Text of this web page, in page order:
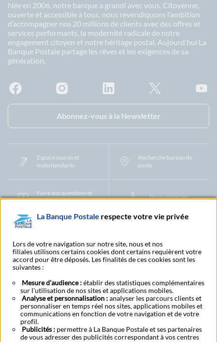
Née en 2006, notre banque a grandi avec vous. Citoyenne,
ouverte et accessible à tous, nous revendiquons l’ambition
d’accompagner nos 20 millions de clients avec des offres et
services performants, la modernité radicale de notre
engagement citoyen et notre héritage postal. Aujourd’hui La
Banque Postale partage les rêves et les exigences de sa
génération.
Abonnez-vous à la Newsletter
Espace sourds et
malentendants
Recherche bureau de
poste
Foire aux questions et
centre d'aide
Nous contacter
Protection des Données à Caractère PersonnelFiliales et partenaires
CookiesGestion des cookiesActualiser vos informations
Contestation et réclamation Coordonnées Centres Financiers
Alertes fraudes et points de vigilance Actualités réglementaires CGU
Aide navigateur et systèmes d'exploitation
Vider le cache de votre navigateurLexique Aide et accessibilité
Accessibilité – Partiellement conforme Espace candidature
BFI - Banque de Financement et d'Investissement
Le fonds de garantie des dépôts et de résolutionRésilierRétractation
Plan du site
La Banque Postale respecte votre vie privée
Lors de votre navigation sur notre site, nous et nos
filiales utilisons certains cookies dont certains requièrent votre
accord pour être déposés. Les finalités de ces cookies sont les
suivantes :
Mesure d’audience :établir des statistiques complémentaires
sur l'utilisation de nos sites et applications mobiles.
Analyse et personnalisation :analyser les parcours clients et
personnaliser en temps réel nos sites, applications mobiles et
communications en fonction de votre navigation et de votre
profil.
Publicités : permettre à La Banque Postale et ses partenaires
de vous adresser des publicités correspondant à vos centres